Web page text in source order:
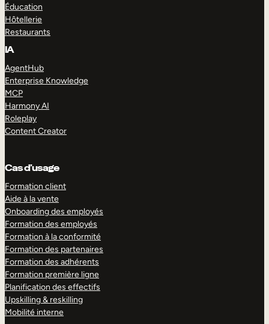
Éducation
Hôtellerie
Restaurants
IA
AgentHub
Enterprise Knowledge
MCP
Harmony AI
Roleplay
Content Creator
Cas d’usage
Formation client
Aide à la vente
Onboarding des employés
Formation des employés
Formation à la conformité
Formation des partenaires
Formation des adhérents
Formation première ligne
Planification des effectifs
Upskilling & reskilling
Mobilité interne